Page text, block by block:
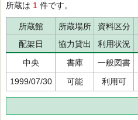
所蔵は 1 件です。
所蔵館 所蔵場所 資料区分
配架日
協力貸出 利用状況
中央
書庫 一般図書
1999/07/30
可能 利用可